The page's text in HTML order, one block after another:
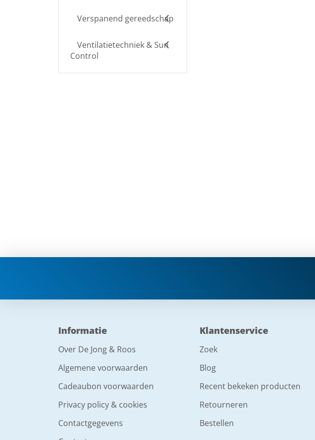
Verspanend gereedschap
Ventilatietechniek & Sun
Control
Informatie
Over De Jong & Roos
Algemene voorwaarden
Cadeaubon voorwaarden
Privacy policy & cookies
Contactgegevens
Klantenservice
Zoek
Blog
Recent bekeken producten
Retourneren
Bestellen